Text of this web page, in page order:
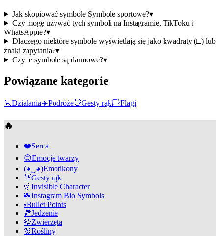
Jak skopiować symbole Symbole sportowe?▾
Czy mogę używać tych symboli na Instagramie, TikToku i
WhatsAppie?▾
Dlaczego niektóre symbole wyświetlają się jako kwadraty (□) lub
znaki zapytania?▾
Czy te symbole są darmowe?▾
Powiązane kategorie
🏃Działania✈️Podróże👋Gesty rąk🏳️Flagi
🔥
❤️Serca
😊Emocje twarzy
(◕‿◕)Emotikony
👋Gesty rąk
🫥Invisible Character
📸Instagram Bio Symbols
•Bullet Points
🍕Jedzenie
🐶Zwierzęta
🌸Rośliny